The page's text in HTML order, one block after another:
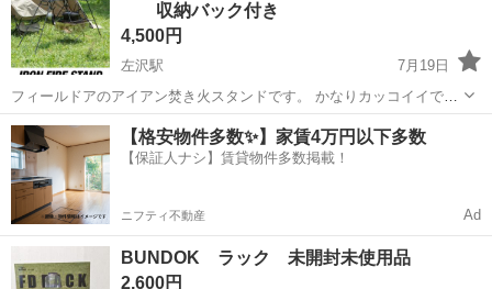
収納バック付き
4,500円
左沢駅
7月19日
フィールドアのアイアン焚き火スタンドです。 かなりカッコイイで
す。 一度だけ部屋で組み立てましたが、外や焚き火での使用はしてい
ないです。 別売りの収納バック付きです。 バックだけでもそこそこの
お値段がした覚えあります。 使...
山形 西村山郡 左沢駅 その他 アイアン
【格安物件多数✨】家賃4万円以下多数
【保証人ナシ】賃貸物件多数掲載！
ニフティ不動産 Ad
BUNDOK ラック 未開封未使用品
2,600円